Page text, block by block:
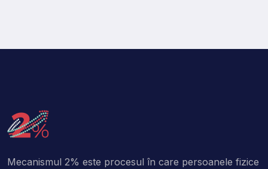
Mecanismul 2% este procesul în care persoanele fizice